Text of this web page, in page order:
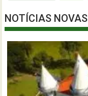
NOTÍCIAS NOVAS